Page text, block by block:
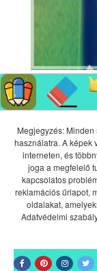
Megjegyzés:
használatra. A képek
interneten, és
joga a megfelelő
kapcsolatos
reklamációs űrlapot,
oldalakat,
Adatvédelmi